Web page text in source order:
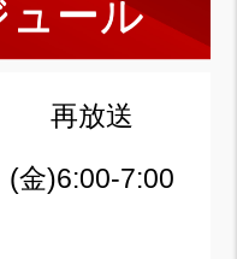
ュール
再放送
(金)6:00-7:00